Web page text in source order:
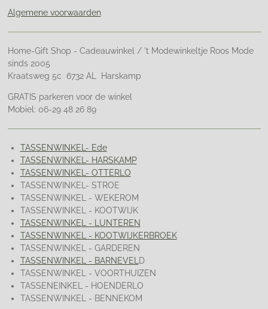
Algemene voorwaarden
Home-Gift Shop - Cadeauwinkel / 't Modewinkeltje Roos Mode
sinds 2005
Kraatsweg 5c 6732 AL Harskamp
GRATIS parkeren voor de winkel
Mobiel: 06-29 48 26 89
TASSENWINKEL- Ede
TASSENWINKEL- HARSKAMP
TASSENWINKEL- OTTERLO
TASSENWINKEL- STROE
TASSENWINKEL - WEKEROM
TASSENWINKEL - KOOTWIJK
TASSENWINKEL - LUNTEREN
TASSENWINKEL - KOOTWIJKERBROEK
TASSENWINKEL - GARDEREN
TASSENWINKEL - BARNEVELD
TASSENWINKEL - VOORTHUIZEN
TASSENEINKEL - HOENDERLO
TASSENWINKEL - BENNEKOM